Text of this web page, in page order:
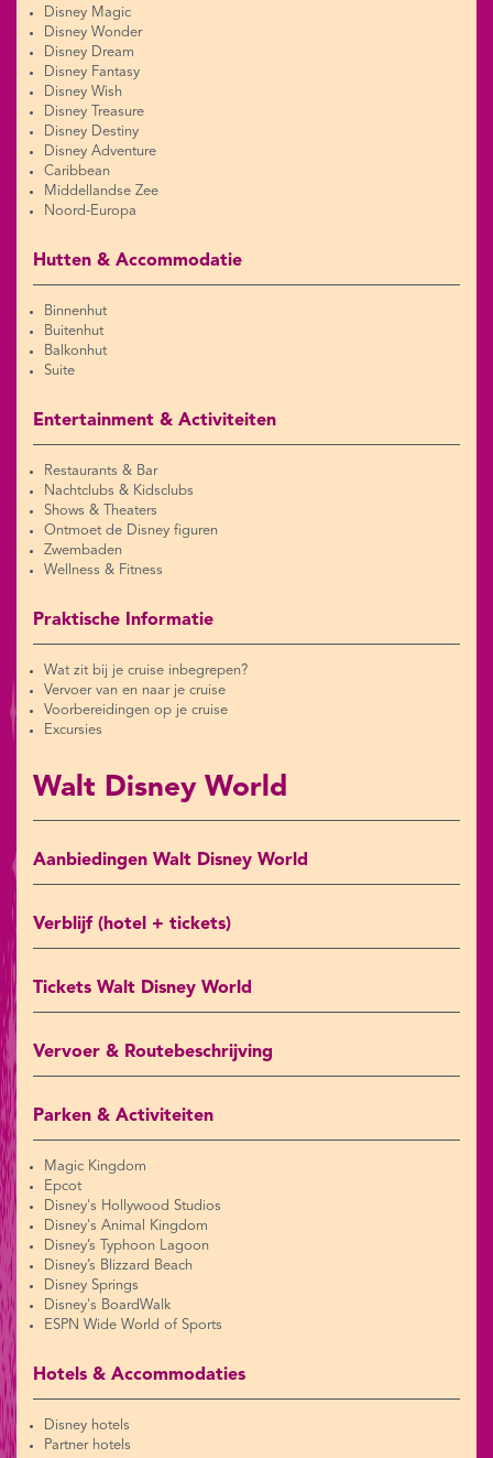
Disney Magic
Disney Wonder
Disney Dream
Disney Fantasy
Disney Wish
Disney Treasure
Disney Destiny
Disney Adventure
Caribbean
Middellandse Zee
Noord-Europa
Hutten & Accommodatie
Binnenhut
Buitenhut
Balkonhut
Suite
Entertainment & Activiteiten
Restaurants & Bar
Nachtclubs & Kidsclubs
Shows & Theaters
Ontmoet de Disney figuren
Zwembaden
Wellness & Fitness
Praktische Informatie
Wat zit bij je cruise inbegrepen?
Vervoer van en naar je cruise
Voorbereidingen op je cruise
Excursies
Walt Disney World
Aanbiedingen Walt Disney World
Verblijf (hotel + tickets)
Tickets Walt Disney World
Vervoer & Routebeschrijving
Parken & Activiteiten
Magic Kingdom
Epcot
Disney's Hollywood Studios
Disney's Animal Kingdom
Disney’s Typhoon Lagoon
Disney’s Blizzard Beach
Disney Springs
Disney's BoardWalk
ESPN Wide World of Sports
Hotels & Accommodaties
Disney hotels
Partner hotels